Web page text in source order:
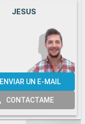
JESUS
ENVIAR UN E-MAIL
CONTACTAME